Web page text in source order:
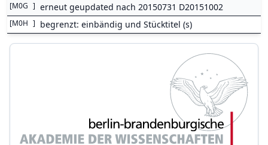
[M0G ] erneut geupdated nach 20150731 D20151002
[M0H ] begrenzt: einbändig und Stücktitel (s)